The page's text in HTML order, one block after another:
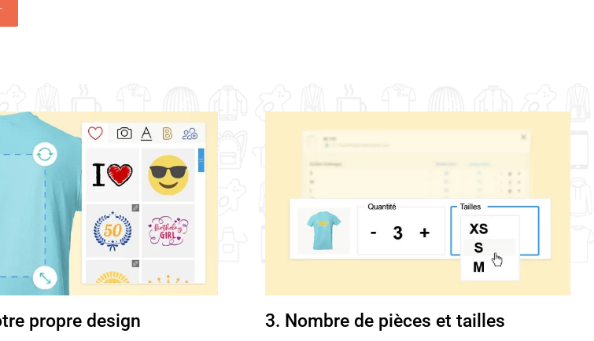
propre design 3. Nombre de pièces et tailles